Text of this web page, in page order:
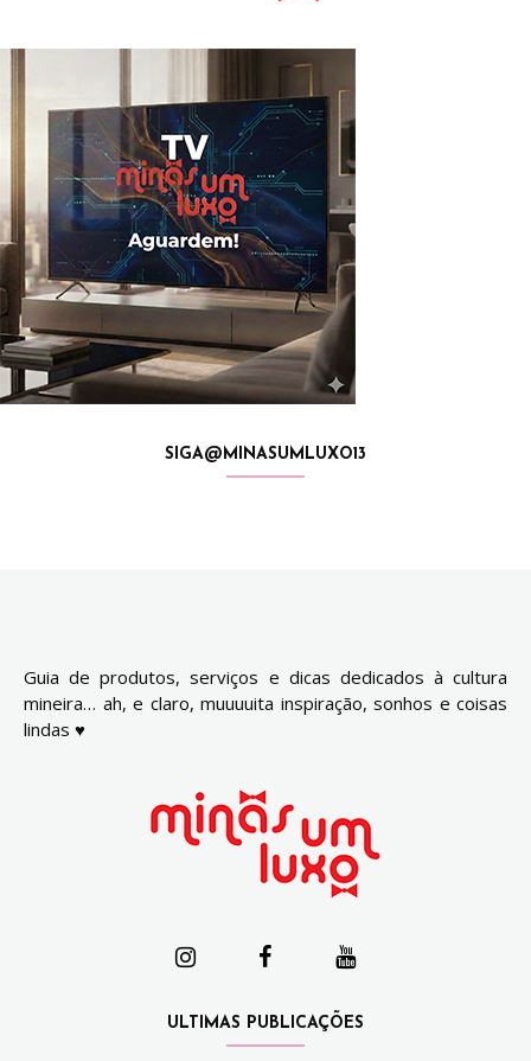
SIGA@MINASUMLUXO13
Guia de produtos, serviços e dicas dedicados à cultura
mineira… ah, e claro, muuuuita inspiração, sonhos e coisas
lindas ♥
ULTIMAS PUBLICAÇÕES